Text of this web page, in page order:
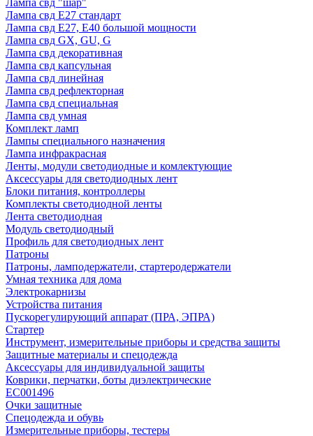
Лампа свд "шар"
Лампа свд E27 стандарт
Лампа свд E27, Е40 большой мощности
Лампа свд GX, GU, G
Лампа свд декоративная
Лампа свд капсульная
Лампа свд линейная
Лампа свд рефлекторная
Лампа свд специальная
Лампа свд умная
Комплект ламп
Лампы специального назначения
Лампа инфракрасная
Ленты, модули светодиодные и комлектующие
Аксессуары для светодиодных лент
Блоки питания, контроллеры
Комплекты светодиодной ленты
Лента светодиодная
Модуль светодиодный
Профиль для светодиодных лент
Патроны
Патроны, ламподержатели, стартеродержатели
Умная техника для дома
Электрокарнизы
Устройства питания
Пускорегулирующий аппарат (ПРА, ЭПРА)
Стартер
Инструмент, измерительные приборы и средства защиты
Защитные материалы и спецодежда
Аксессуары для индивидуальной защиты
Коврики, перчатки, боты диэлектрические
EC001496
Очки защитные
Спецодежда и обувь
Измерительные приборы, тестеры